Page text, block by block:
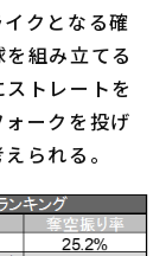
クとなる確
組み立てる
トレートを
ークを投げ
られる。